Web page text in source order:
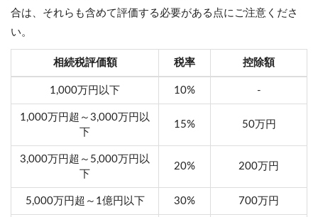
合は、それらも含めて評価する必要がある点にご注意くださ
い。
相続税評価額 税率 控除額
1,000万円以下 10% -
1,000万円超～3,000万円以
下
15% 50万円
3,000万円超～5,000万円以
下
20% 200万円
5,000万円超～1億円以下 30% 700万円